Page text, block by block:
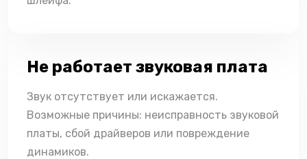
Не работает звуковая плата
Звук отсутствует или искажается.
Возможные причины: неисправность звуковой
платы, сбой драйверов или повреждение
динамиков.